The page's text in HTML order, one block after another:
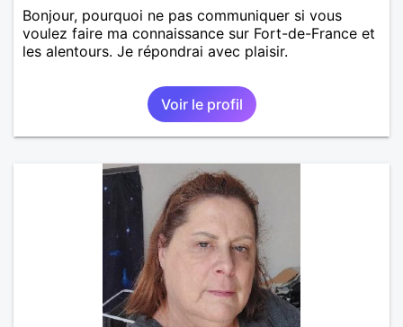
Bonjour, pourquoi ne pas communiquer si vous
voulez faire ma connaissance sur Fort-de-France et
les alentours. Je répondrai avec plaisir.
Voir le profil